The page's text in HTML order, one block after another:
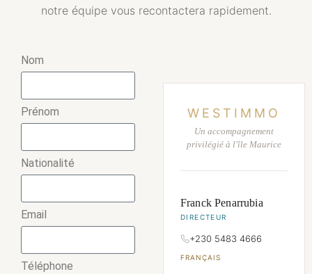
notre équipe vous recontactera rapidement.
Nom
Prénom
Nationalité
Email
Téléphone
WESTIMMO
Un accompagnement
privilégié à l'île Maurice
Franck Penarrubia
DIRECTEUR
+230 5483 4666
FRANÇAIS